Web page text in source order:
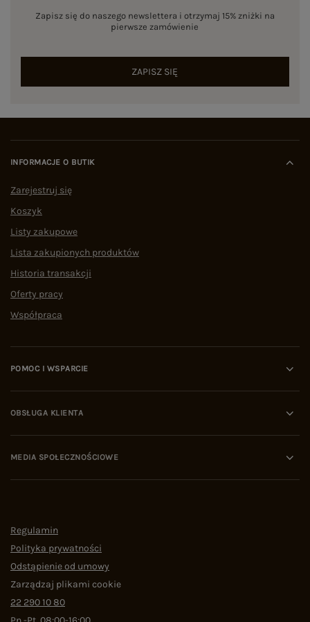
Zapisz się do naszego newslettera i otrzymaj 15% zniżki na
pierwsze zamówienie
ZAPISZ SIĘ
INFORMACJE O BUTIK
Zarejestruj się
Koszyk
Listy zakupowe
Lista zakupionych produktów
Historia transakcji
Oferty pracy
Współpraca
POMOC I WSPARCIE
OBSŁUGA KLIENTA
MEDIA SPOŁECZNOŚCIOWE
Regulamin
Polityka prywatności
Odstąpienie od umowy
Zarządzaj plikami cookie
22 290 10 80